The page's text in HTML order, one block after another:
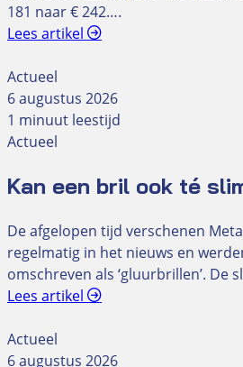
181 naar € 242….
Lees artikel
Actueel
6 augustus 2026
1 minuut leestijd
Actueel
Kan een bril ook té
De afgelopen tijd verschenen
regelmatig in het nieuws en
omschreven als ‘gluurbrillen’. De
Lees artikel
Actueel
6 augustus 2026